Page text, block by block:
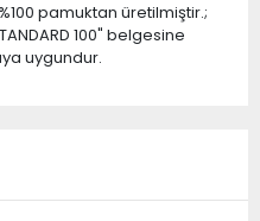
pamuktan üretilmiştir.;
100" belgesine
uygundur.